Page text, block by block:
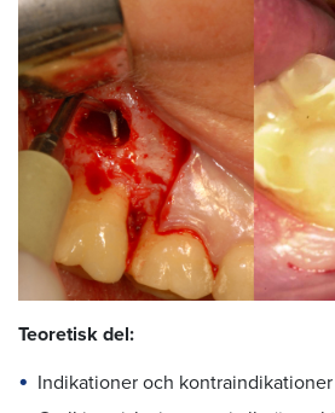
Teoretisk del:
Indikationer och kontraindikationer